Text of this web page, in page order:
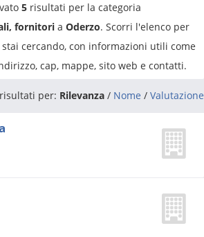
5 risultati per la categoria
fornitori a Oderzo. Scorri l'elenco per
cercando, con informazioni utili come
cap, mappe, sito web e contatti.
per: Rilevanza / Nome / Valutazione